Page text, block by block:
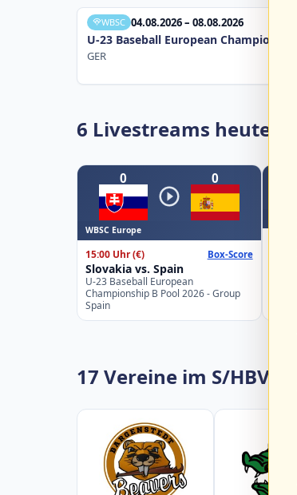
WBSC 04.08.2026 – 08.08.2026
U-23 Baseball European
GER
6 Livestreams heute
0 0
WBSC Europe
15:00 Uhr(€) Box-Score
Slovakia vs. Spain
U-23 Baseball European
Championship B Pool 2026 - Group
Spain
U-
17 Vereine im S/HBV